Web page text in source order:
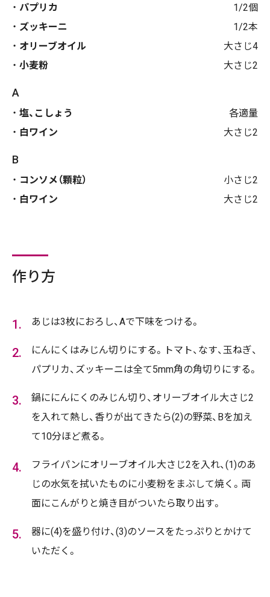
パプリカ
1/2個
ズッキーニ
1/2本
オリーブオイル
大さじ4
小麦粉
大さじ2
A
塩、こしょう
各適量
白ワイン
大さじ2
B
コンソメ（顆粒）
小さじ2
白ワイン
大さじ2
作り方
あじは3枚におろし、Aで下味をつける。
にんにくはみじん切りにする。トマト、なす、玉ねぎ、
パプリカ、ズッキーニは全て5mm角の角切りにする。
鍋ににんにくのみじん切り、オリーブオイル大さじ2
を入れて熱し、香りが出てきたら(2)の野菜、Bを加え
て10分ほど煮る。
フライパンにオリーブオイル大さじ2を入れ、(1)のあ
じの水気を拭いたものに小麦粉をまぶして焼く。両
面にこんがりと焼き目がついたら取り出す。
器に(4)を盛り付け、(3)のソースをたっぷりとかけて
いただく。